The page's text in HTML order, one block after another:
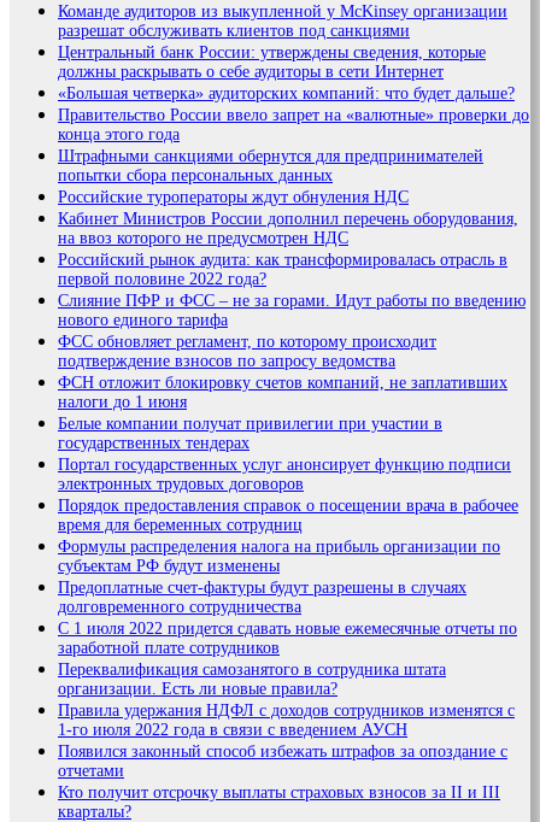
Команде аудиторов из выкупленной у McKinsey организации
разрешат обслуживать клиентов под санкциями
Центральный банк России: утверждены сведения, которые
должны раскрывать о себе аудиторы в сети Интернет
«Большая четверка» аудиторских компаний: что будет дальше?
Правительство России ввело запрет на «валютные» проверки до
конца этого года
Штрафными санкциями обернутся для предпринимателей
попытки сбора персональных данных
Российские туроператоры ждут обнуления НДС
Кабинет Министров России дополнил перечень оборудования,
на ввоз которого не предусмотрен НДС
Российский рынок аудита: как трансформировалась отрасль в
первой половине 2022 года?
Слияние ПФР и ФCС – не за горами. Идут работы по введению
нового единого тарифа
ФСС обновляет регламент, по которому происходит
подтверждение взносов по запросу ведомства
ФСН отложит блокировку счетов компаний, не заплативших
налоги до 1 июня
Белые компании получат привилегии при участии в
государственных тендерах
Портал государственных услуг анонсирует функцию подписи
электронных трудовых договоров
Порядок предоставления справок о посещении врача в рабочее
время для беременных сотрудниц
Формулы распределения налога на прибыль организации по
субъектам РФ будут изменены
Предоплатные счет-фактуры будут разрешены в случаях
долговременного сотрудничества
С 1 июля 2022 придется сдавать новые ежемесячные отчеты по
заработной плате сотрудников
Переквалификация самозанятого в сотрудника штата
организации. Есть ли новые правила?
Правила удержания НДФЛ с доходов сотрудников изменятся с
1-го июля 2022 года в связи с введением АУСН
Появился законный способ избежать штрафов за опоздание с
отчетами
Кто получит отсрочку выплаты страховых взносов за II и III
кварталы?